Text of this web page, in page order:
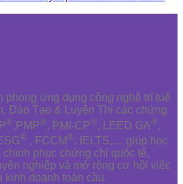
phong ứng dụng công nghệ trí tuệ
Đào Tạo & Luyện Thi các chứng
®,PMP®, PMI-CP®, LEED GA®,
® , FCCM®, IELTS,.... giúp học
phục chứng chỉ quốc tế,
nghiệp và mở rộng cơ hội việc
kinh doanh toàn cầu.